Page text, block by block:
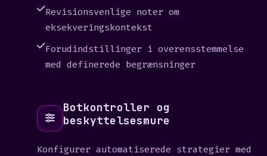
Revisionsvenlige noter om
eksekveringskontekst
Forudindstillinger i overensstemmelse
med definerede begrænsninger
Botkontroller og
beskyttelsesmure
Konfigurer automatiserede strategier med